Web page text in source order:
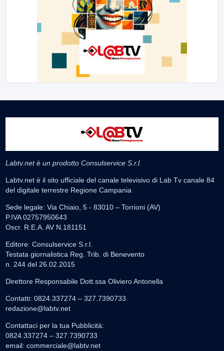
Labtv.net è un prodotto Consulservice S.r.l.
Labtv.net è il sito ufficiale del canale televisivo di Lab Tv canale 84
del digitale terrestre Regione Campania
Sede legale: Via Chiaio, 5 - 83010 – Torrioni (AV)
P.IVA 02757950643
Oscr. R.E.A. AV N.181151
Editore: Consulservice S.r.l.
Testata giornalistica Reg. Trib. di Benevento
n. 244 del 26.02.2015
Direttore Responsabile Dott.ssa Oliviero Antonella
Contatti: 0824.337274 – 327.7390733
redazione@labtv.net
Contattaci per la tua Pubblicità:
0824.337274 – 327.7390733
email: commerciale@labtv.net